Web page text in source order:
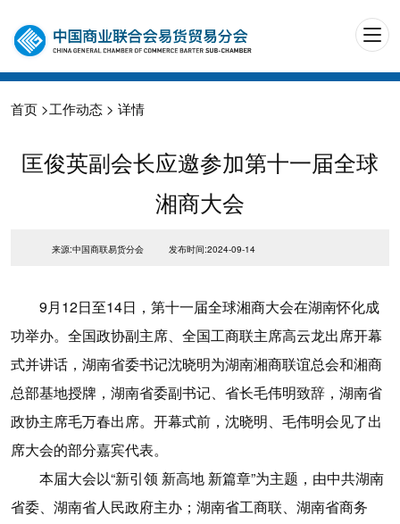
首页 >工作动态 > 详情
匡俊英副会长应邀参加第十一届全球
湘商大会
来源:中国商联易货分会 发布时间:2024-09-14
9月12日至14日，第十一届全球湘商大会在湖南怀化成
功举办。全国政协副主席、全国工商联主席高云龙出席开幕
式并讲话，湖南省委书记沈晓明为湖南湘商联谊总会和湘商
总部基地授牌，湖南省委副书记、省长毛伟明致辞，湖南省
政协主席毛万春出席。开幕式前，沈晓明、毛伟明会见了出
席大会的部分嘉宾代表。
本届大会以“新引领 新高地 新篇章”为主题，由中共湖南
省委、湖南省人民政府主办；湖南省工商联、湖南省商务